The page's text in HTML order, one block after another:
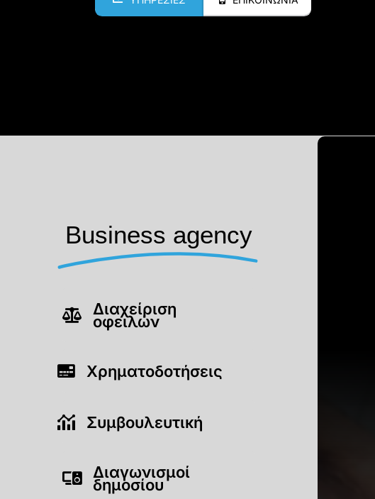
Business agency
Διαχείριση
οφειλών
Χρηματοδοτήσεις
Συμβουλευτική
Διαγωνισμοί
δημοσίου